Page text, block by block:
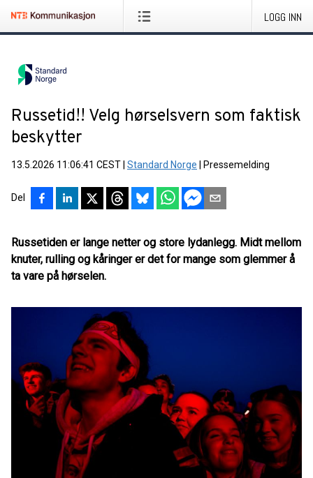
LOGG INN
Russetid!! Velg hørselsvern som faktisk
beskytter
13.5.2026 11:06:41 CEST Standard Norge Pressemelding
Del
Russetiden er lange netter og store lydanlegg. Midt mellom
knuter, rulling og kåringer er det for mange som glemmer å
ta vare på hørselen.